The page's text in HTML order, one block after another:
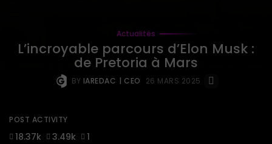
Actualités
L’incroyable parcours d’Elon Musk :
de Pretoria à Mars
BY IAREDAC | CEO 26 MARS 2025
POST ACTIVITY
18.37k 3.49k 1